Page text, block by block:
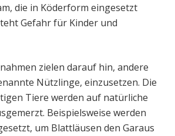
die in Köderform eingesetzt
Gefahr für Kinder und
zielen darauf hin, andere
Nützlinge, einzusetzen. Die
Tiere werden auf natürliche
Beispielsweise werden
um Blattläusen den Garaus